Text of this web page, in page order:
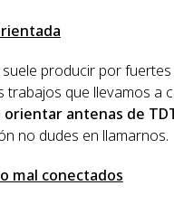
suele producir por
trabajos que llevamos a
orientar antenas de
no dudes en llamarnos.
mal conectados